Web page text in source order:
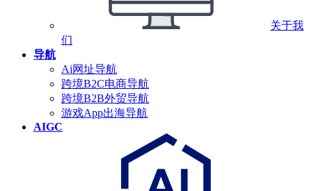
关于我
们
导航
Ai网址导航
跨境B2C电商导航
跨境B2B外贸导航
游戏App出海导航
AIGC